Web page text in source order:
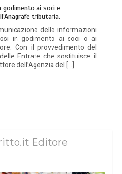
godimento ai soci e
tributaria.
delle informazioni
in godimento ai soci o ai
Con il provvedimento del
Entrate che sostituisce il
dell’Agenzia del […]
Editore